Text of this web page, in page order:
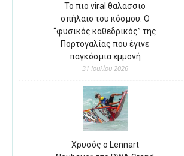
Το πιο viral θαλάσσιο
σπήλαιο του κόσμου: Ο
“φυσικός καθεδρικός” της
Πορτογαλίας που έγινε
παγκόσμια εμμονή
31 Ιουλίου 2026
Χρυσός ο Lennart